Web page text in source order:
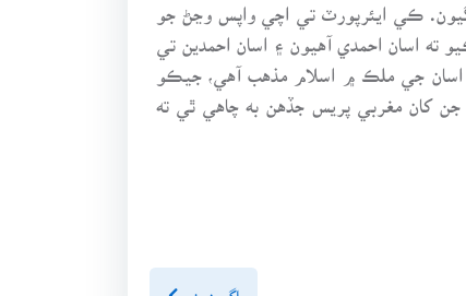
ڪي ايئرپورٽ تي اچي واپس وڃڻ جو
ته اسان احمدي آهيون ۽ اسان احمدين تي
اسان جي ملڪ ۾ اسلام مذهب آهي، جيڪو
کان مغربي پريس جڏهن به چاهي ٿي ته
اڳيون پنو